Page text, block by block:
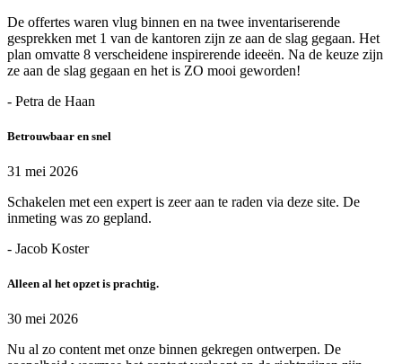
De offertes waren vlug binnen en na twee inventariserende
gesprekken met 1 van de kantoren zijn ze aan de slag gegaan. Het
plan omvatte 8 verscheidene inspirerende ideeën. Na de keuze zijn
ze aan de slag gegaan en het is ZO mooi geworden!
- Petra de Haan
Betrouwbaar en snel
31 mei 2026
Schakelen met een expert is zeer aan te raden via deze site. De
inmeting was zo gepland.
- Jacob Koster
Alleen al het opzet is prachtig.
30 mei 2026
Nu al zo content met onze binnen gekregen ontwerpen. De